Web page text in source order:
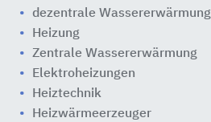
dezentrale Wassererwärmung
Heizung
Zentrale Wassererwärmung
Elektroheizungen
Heiztechnik
Heizwärmeerzeuger